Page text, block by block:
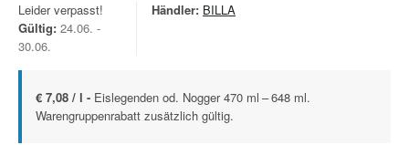
Leider verpasst!
Gültig: 24.06. -
30.06.
Händler: BILLA
€ 7,08 / l - Eislegenden od. Nogger 470 ml – 648 ml.
Warengruppenrabatt zusätzlich gültig.